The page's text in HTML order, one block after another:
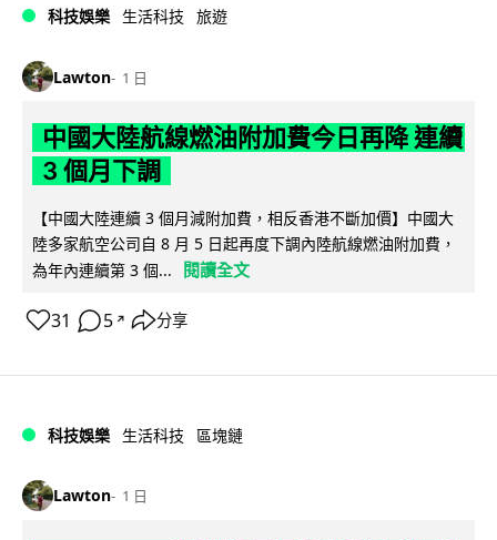
科技娛樂 生活科技 旅遊
Lawton 1 日
中國大陸航線燃油附加費今日再降 連續
3 個月下調
【中國大陸連續 3 個月減附加費，相反香港不斷加價】中國大
陸多家航空公司自 8 月 5 日起再度下調內陸航線燃油附加費，
為年內連續第 3 個...
閱讀全文
31 5 ↗ 分享
科技娛樂 生活科技 區塊鏈
Lawton 1 日